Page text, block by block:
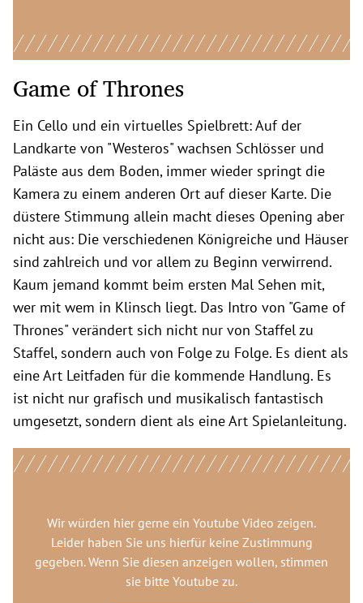
Game of Thrones
Ein Cello und ein virtuelles Spielbrett: Auf der
Landkarte von "Westeros" wachsen Schlösser und
Paläste aus dem Boden, immer wieder springt die
Kamera zu einem anderen Ort auf dieser Karte. Die
düstere Stimmung allein macht dieses Opening aber
nicht aus: Die verschiedenen Königreiche und Häuser
sind zahlreich und vor allem zu Beginn verwirrend.
Kaum jemand kommt beim ersten Mal Sehen mit,
wer mit wem in Klinsch liegt. Das Intro von "Game of
Thrones" verändert sich nicht nur von Staffel zu
Staffel, sondern auch von Folge zu Folge. Es dient als
eine Art Leitfaden für die kommende Handlung. Es
ist nicht nur grafisch und musikalisch fantastisch
umgesetzt, sondern dient als eine Art Spielanleitung.
Wir würden hier gerne ein Youtube Video zeigen.
Leider haben Sie uns hierfür keine Zustimmung
gegeben. Wenn Sie diesen anzeigen wollen, stimmen
sie bitte Youtube zu.